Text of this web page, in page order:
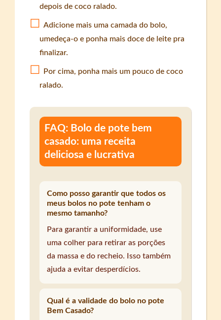
depois de coco ralado.
Adicione mais uma camada do bolo,
umedeça-o e ponha mais doce de leite pra
finalizar.
Por cima, ponha mais um pouco de coco
ralado.
FAQ: Bolo de pote bem
casado: uma receita
deliciosa e lucrativa
Como posso garantir que todos os
meus bolos no pote tenham o
mesmo tamanho?
Para garantir a uniformidade, use
uma colher para retirar as porções
da massa e do recheio. Isso também
ajuda a evitar desperdícios.
Qual é a validade do bolo no pote
Bem Casado?